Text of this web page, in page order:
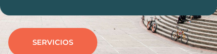
SERVICIOS